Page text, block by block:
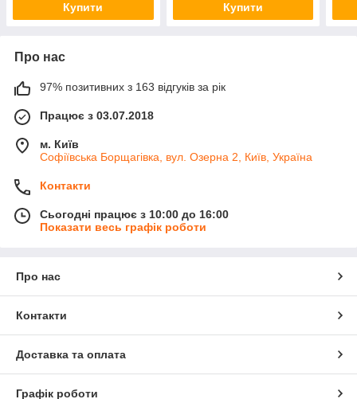
Купити Купити
Про нас
97% позитивних з 163 відгуків за рік
Працює з 03.07.2018
м. Київ
Софіївська Борщагівка, вул. Озерна 2, Київ, Україна
Контакти
Сьогодні працює з 10:00 до 16:00
Показати весь графік роботи
Про нас
Контакти
Доставка та оплата
Графік роботи